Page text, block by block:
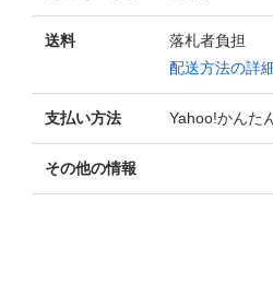
送料
落札者負担
配送方法の詳
支払い方法 Yahoo!かんた
その他の情報